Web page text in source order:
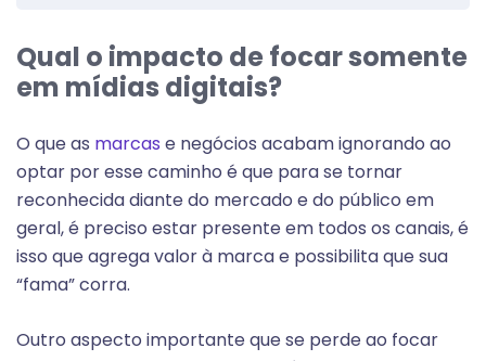
Qual o impacto de focar somente
em mídias digitais?
O que as marcas e negócios acabam ignorando ao
optar por esse caminho é que para se tornar
reconhecida diante do mercado e do público em
geral, é preciso estar presente em todos os canais, é
isso que agrega valor à marca e possibilita que sua
“fama” corra.
Outro aspecto importante que se perde ao focar